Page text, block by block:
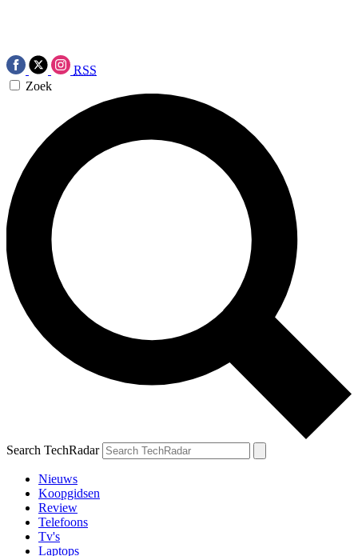
RSS
Zoek
Search TechRadar
Nieuws
Koopgidsen
Review
Telefoons
Tv's
Laptops